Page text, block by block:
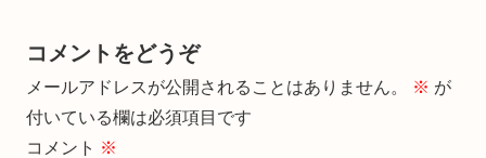
コメントをどうぞ
メールアドレスが公開されることはありません。 ※ が
付いている欄は必須項目です
コメント ※